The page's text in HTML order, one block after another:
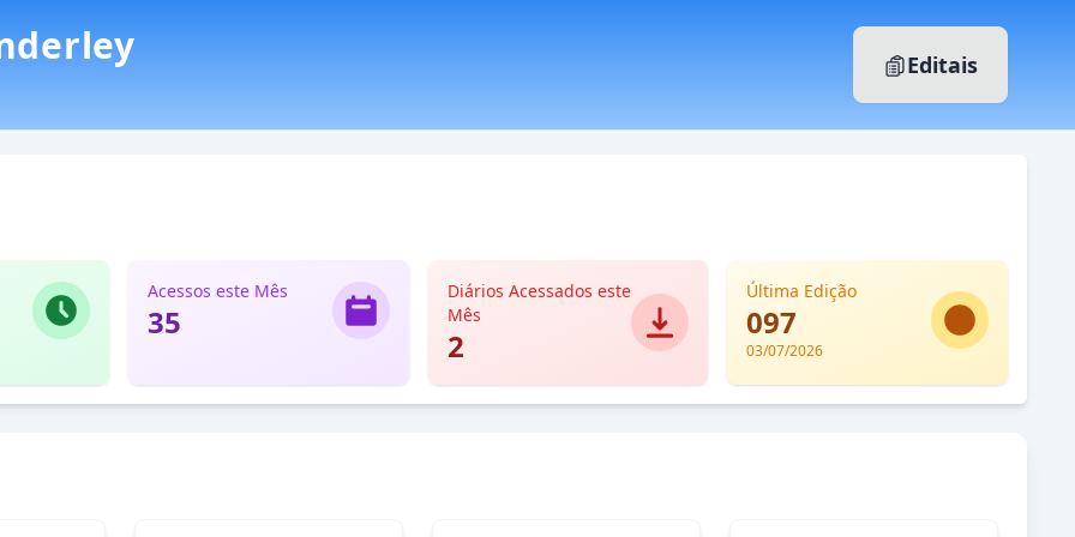
Editais
Acessos este Mês
35
Diários Acessados este
Mês
2
Última Edição
097
03/07/2026
departamento -
Estatísticas e Transparência Fechar